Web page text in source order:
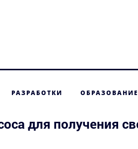
РАЗРАБОТКИ ОБРАЗОВАНИЕ
для получения